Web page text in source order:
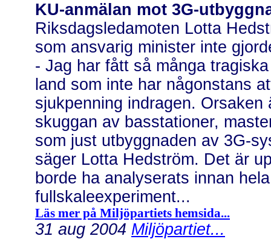
KU-anmälan mot 3G-
Riksdagsledamoten Lotta
som ansvarig minister inte
- Jag har fått så många
land som inte har någonstans
sjukpenning indragen.
skuggan av basstationer,
som just utbyggnaden av 3G-
säger Lotta Hedström. Det är
borde ha analyserats innan
fullskaleexperiment...
Läs mer på Miljöpartiets hemsida...
31 aug 2004 Miljöpartiet...